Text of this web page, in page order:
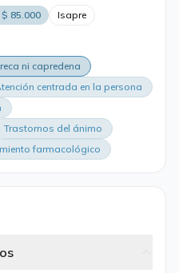
85.000
Isapre
ni capredena
centrada en la persona
Trastornos del ánimo
farmacológico